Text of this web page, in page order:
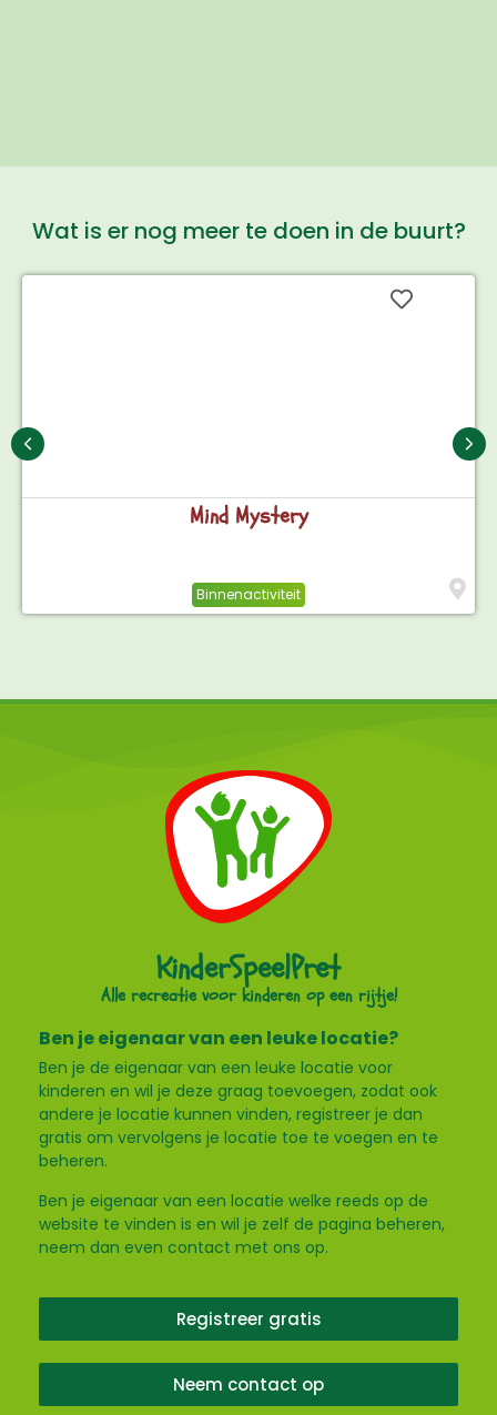
Wat is er nog meer te doen in de buurt?
Mind Mystery
Binnenactiviteit
KinderSpeelPret
Alle recreatie voor kinderen op een rijtje!
Ben je eigenaar van een leuke locatie?
Ben je de eigenaar van een leuke locatie voor
kinderen en wil je deze graag toevoegen, zodat ook
andere je locatie kunnen vinden, registreer je dan
gratis om vervolgens je locatie toe te voegen en te
beheren.
Ben je eigenaar van een locatie welke reeds op de
website te vinden is en wil je zelf de pagina beheren,
neem dan even contact met ons op.
Registreer gratis
Neem contact op